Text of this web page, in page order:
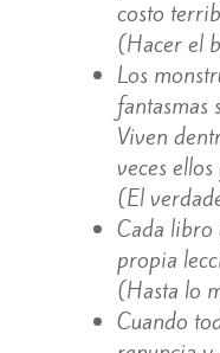
costo
(Hacer el
Los
fantasmas
Viven
veces ellos
(El
Cada libro
propia
(Hasta lo
Cuando